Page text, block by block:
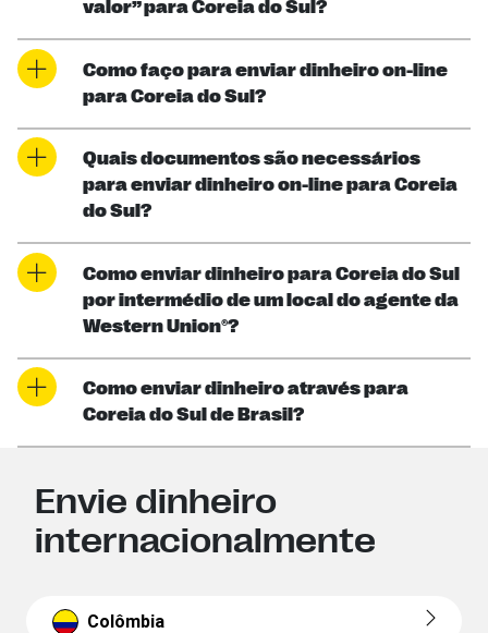
valor” para Coreia do Sul?
Como faço para enviar dinheiro on-line
para Coreia do Sul?
Quais documentos são necessários
para enviar dinheiro on-line para Coreia
do Sul?
Como enviar dinheiro para Coreia do Sul
por intermédio de um local do agente da
Western Union®?
Como enviar dinheiro através para
Coreia do Sul de Brasil?
Envie dinheiro
internacionalmente
Colômbia